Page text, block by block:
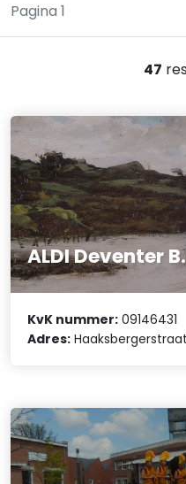
Pagina 1
47
ALDI Deventer
KvK nummer: 09146431
Adres: